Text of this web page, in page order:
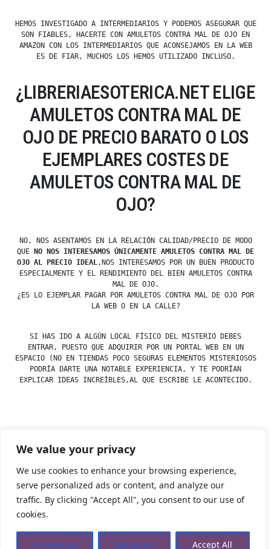
We value your privacy
We use cookies to enhance your browsing experience,
serve personalized ads or content, and analyze our
traffic. By clicking "Accept All", you consent to our use of
cookies.
Customize Reject All Accept All
HEMOS INVESTIGADO A INTERMEDIARIOS Y PODEMOS ASEGURAR QUE
SON FIABLES, HACERTE CON AMULETOS CONTRA MAL DE OJO EN
AMAZON CON LOS INTERMEDIARIOS QUE ACONSEJAMOS EN LA WEB
ES DE FIAR, MUCHOS LOS HEMOS UTILIZADO INCLUSO.
¿LIBRERIAESOTERICA.NET ELIGE
AMULETOS CONTRA MAL DE
OJO DE PRECIO BARATO O LOS
EJEMPLARES COSTES DE
AMULETOS CONTRA MAL DE
OJO?
NO, NOS ASENTAMOS EN LA RELACIÓN CALIDAD/PRECIO DE MODO
QUE
NO NOS INTERESAMOS ÚNICAMENTE AMULETOS CONTRA MAL DE
OJO AL PRECIO IDEAL,NOS INTERESAMOS POR UN BUEN PRODUCTO
ESPECIALMENTE Y EL RENDIMIENTO DEL BIEN AMULETOS CONTRA
MAL DE OJO.
¿ES LO EJEMPLAR PAGAR POR AMULETOS CONTRA MAL DE OJO POR
LA WEB O EN LA CALLE?
SI HAS IDO A ALGÚN LOCAL FÍSICO DEL MISTERIO DEBES
ENTRAR, PUESTO QUE ADQUIRIR POR UN PORTAL WEB EN UN
ESPACIO (NO EN TIENDAS POCO SEGURAS ELEMENTOS MISTERIOSOS
PODRÍA DARTE UNA NOTABLE EXPERIENCIA, Y TE PODRÍAN
EXPLICAR IDEAS INCREÍBLES,AL QUE ESCRIBE LE ACONTECIDO.
by
Posted
Amuletos,Ojos
Tienda Esotérica Online – Librería Esotérica,Proudly
powered by WordPress.
Privacidad
Aviso Legal Cookies Web